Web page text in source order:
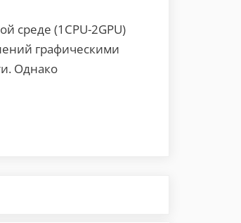
среде (1CPU-2GPU)
графическими
Однако